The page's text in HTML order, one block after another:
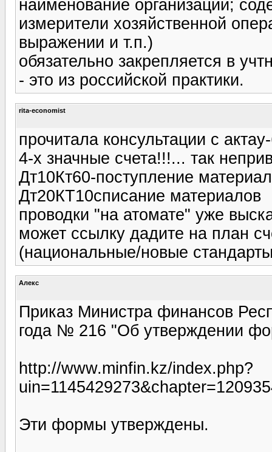
наименование организации;
измерители хозяйственной
выражении и т.п.)
обязательно закрепляется в
- это из российской практики.
rita-economist
прочитала консультации с
4-х значные счета!!!... так
Дт10Кт60-поступление
Дт20КТ10списание материалов
проводки "на атомате" уже
может ссылку дадите на план
(национальные/новые
Алекс
Приказ Министра финансов
года № 216 "Об утверждении
http://www.minfin.kz/index.php?
Эти формы утверждены.